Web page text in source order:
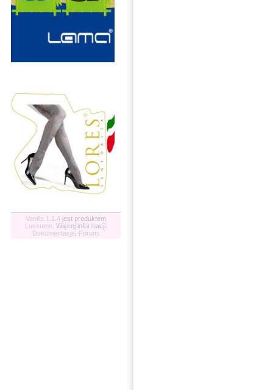
Vanilla 1.1.4 jest produktem
Lussumo. Więcej informacji:
Dokumentacja
Forum